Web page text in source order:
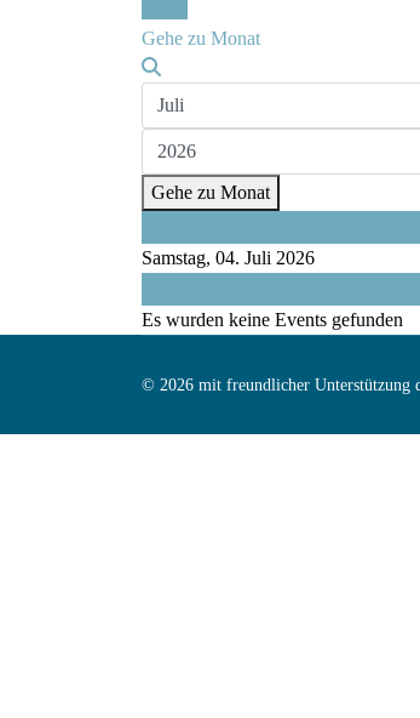
Gehe zu Monat
Gehe zu Monat
Samstag, 04. Juli 2026
Es wurden keine Events gefunden
© 2026 mit freundlicher Unterstützung